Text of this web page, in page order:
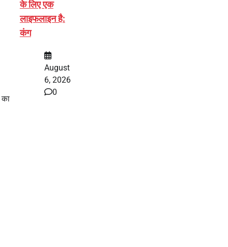
के लिए एक
लाइफलाइन है:
कंग
August
6, 2026
0